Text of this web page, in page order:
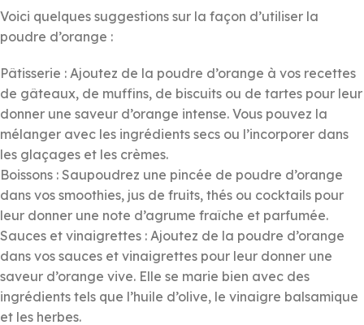
Voici quelques suggestions sur la façon d’utiliser la
poudre d’orange :
Pâtisserie : Ajoutez de la poudre d’orange à vos recettes
de gâteaux, de muffins, de biscuits ou de tartes pour leur
donner une saveur d’orange intense. Vous pouvez la
mélanger avec les ingrédients secs ou l’incorporer dans
les glaçages et les crèmes.
Boissons : Saupoudrez une pincée de poudre d’orange
dans vos smoothies, jus de fruits, thés ou cocktails pour
leur donner une note d’agrume fraîche et parfumée.
Sauces et vinaigrettes : Ajoutez de la poudre d’orange
dans vos sauces et vinaigrettes pour leur donner une
saveur d’orange vive. Elle se marie bien avec des
ingrédients tels que l’huile d’olive, le vinaigre balsamique
et les herbes.